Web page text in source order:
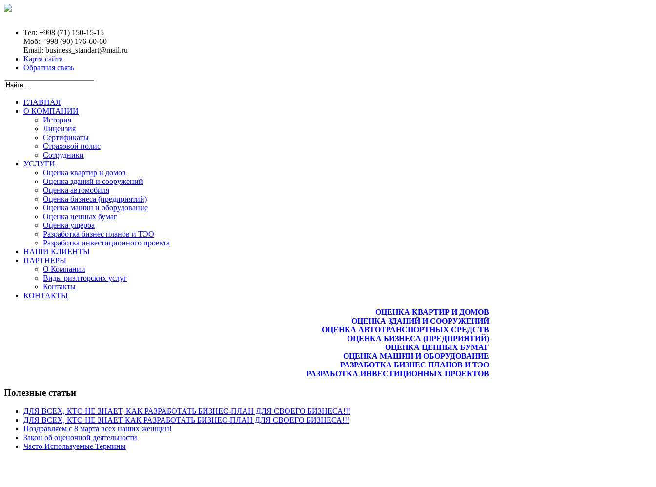
Тел: +998 (71) 150-15-15
Моб: +998 (90) 176-60-60
Email: business_standart@mail.ru
Карта сайта
Обратная связь
ГЛАВНАЯ
О КОМПАНИИ
История
Лицензия
Сертификаты
Страховой полис
Сотрудники
УСЛУГИ
Оценка квартир и домов
Оценка зданий и сооружений
Оценка автомобиля
Оценка бизнеса (предприятий)
Оценка машин и оборудование
Оценка ценных бумаг
Оценка ущерба
Разработка бизнес планов и ТЭО
Разработка инвестиционного проекта
НАШИ КЛИЕНТЫ
ПАРТНЕРЫ
О Компании
Виды риэлторских услуг
Контакты
КОНТАКТЫ
ОЦЕНКА КВАРТИР И ДОМОВ
ОЦЕНКА ЗДАНИЙ И СООРУЖЕНИЙ
ОЦЕНКА АВТОТРАНСПОРТНЫХ СРЕДСТВ
ОЦЕНКА БИЗНЕСА (ПРЕДПРИЯТИЙ)
ОЦЕНКА ЦЕННЫХ БУМАГ
ОЦЕНКА МАШИН И ОБОРУДОВАНИЕ
РАЗРАБОТКА БИЗНЕС ПЛАНОВ И ТЭО
РАЗРАБОТКА ИНВЕСТИЦИОННЫХ ПРОЕКТОВ
Полезные статьи
ДЛЯ ВСЕХ, КТО НЕ ЗНАЕТ, КАК РАЗРАБОТАТЬ БИЗНЕС-ПЛАН ДЛЯ СВОЕГО БИЗНЕСА!!!
ДЛЯ ВСЕХ, КТО НЕ ЗНАЕТ КАК РАЗРАБОТАТЬ БИЗНЕС-ПЛАН ДЛЯ СВОЕГО БИЗНЕСА!!!
Поздравляем с 8 марта всех наших женщин!
Закон об оценочной деятельности
Часто Используемые Термины